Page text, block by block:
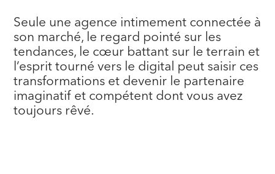
Seule une agence intimement connectée à
son marché, le regard pointé sur les
tendances, le cœur battant sur le terrain et
l’esprit tourné vers le digital peut saisir ces
transformations et devenir le partenaire
imaginatif et compétent dont vous avez
toujours rêvé.